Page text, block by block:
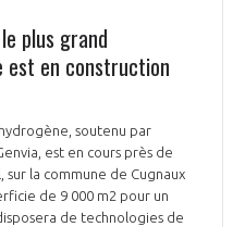
plus grand
est en construction
soutenu par
est en cours près de
sur la commune de Cugnaux
de 9 000 m2 pour un
de technologies de